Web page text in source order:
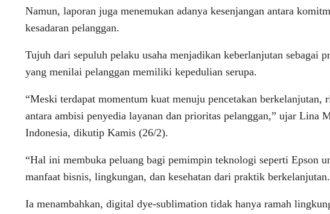
Namun, laporan juga menemukan adanya kesenjangan antara
kesadaran pelanggan.
Tujuh dari sepuluh pelaku usaha menjadikan keberlanjutan sebagai
yang menilai pelanggan memiliki kepedulian serupa.
“Meski terdapat momentum kuat menuju pencetakan berkelanjutan,
antara ambisi penyedia layanan dan prioritas pelanggan,” ujar Lina
Indonesia, dikutip Kamis (26/2).
“Hal ini membuka peluang bagi pemimpin teknologi seperti Epson
manfaat bisnis, lingkungan, dan kesehatan dari praktik
Ia menambahkan, digital dye-sublimation tidak hanya ramah